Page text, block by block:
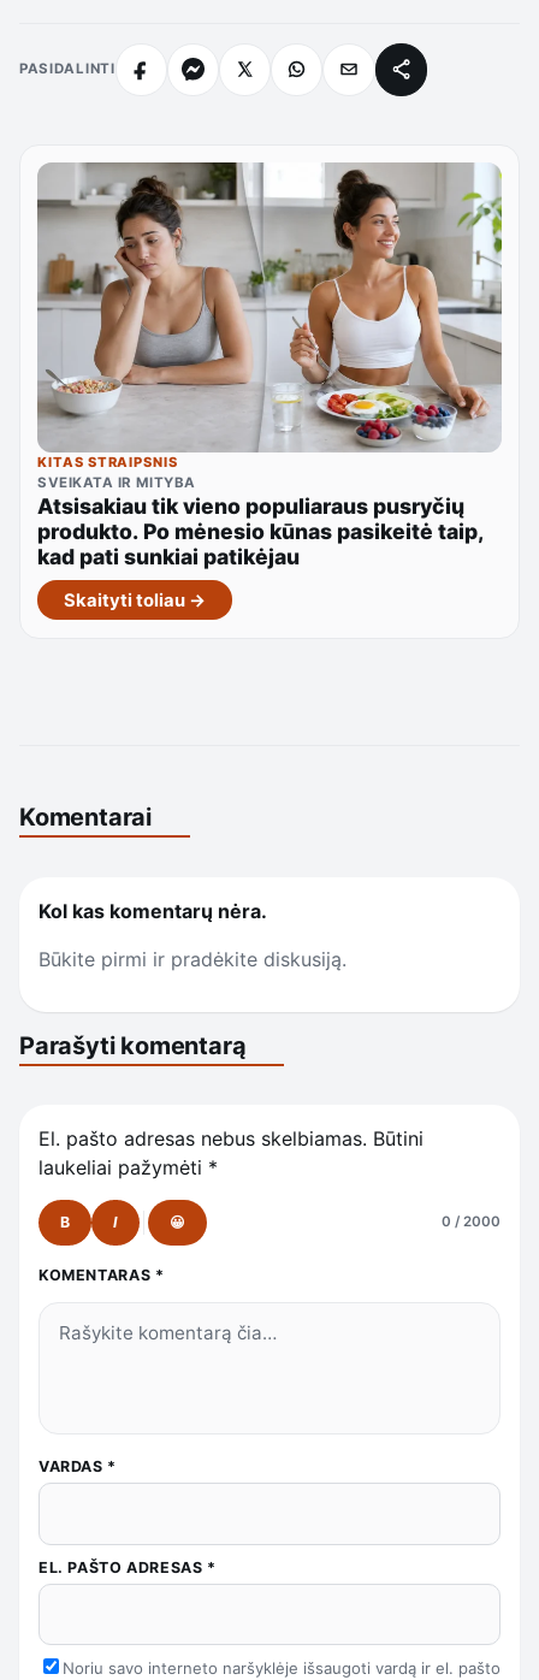
PASIDALINTI
KITAS STRAIPSNIS
SVEIKATA IR MITYBA
Atsisakiau tik vieno populiaraus pusryčių
produkto. Po mėnesio kūnas pasikeitė taip,
kad pati sunkiai patikėjau
Skaityti toliau →
Komentarai
Kol kas komentarų nėra.
Būkite pirmi ir pradėkite diskusiją.
Parašyti komentarą
El. pašto adresas nebus skelbiamas. Būtini
laukeliai pažymėti *
B I 😀 0 / 2000
KOMENTARAS *
VARDAS *
EL. PAŠTO ADRESAS *
Noriu savo interneto naršyklėje išsaugoti vardą ir el. pašto